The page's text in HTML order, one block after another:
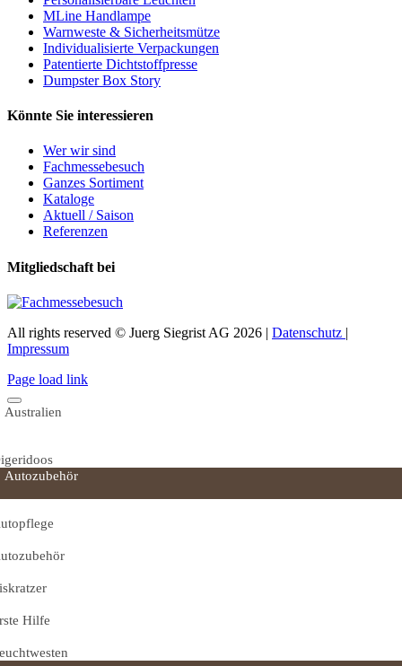
MLine Handlampe
Warnweste & Sicherheitsmütze
Individualisierte Verpackungen
Patentierte Dichtstoffpresse
Dumpster Box Story
Könnte Sie interessieren
Wer wir sind
Fachmessebesuch
Ganzes Sortiment
Kataloge
Aktuell / Saison
Referenzen
Mitgliedschaft bei
All rights reserved © Juerg Siegrist AG 2026 | Datenschutz |
Impressum
Page load link
Australien
Autozubehör
Hilfe